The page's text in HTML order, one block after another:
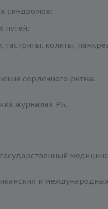
синдромов;
путей;
гастриты, колиты,
сердечного ритма.
журналах РБ.
и